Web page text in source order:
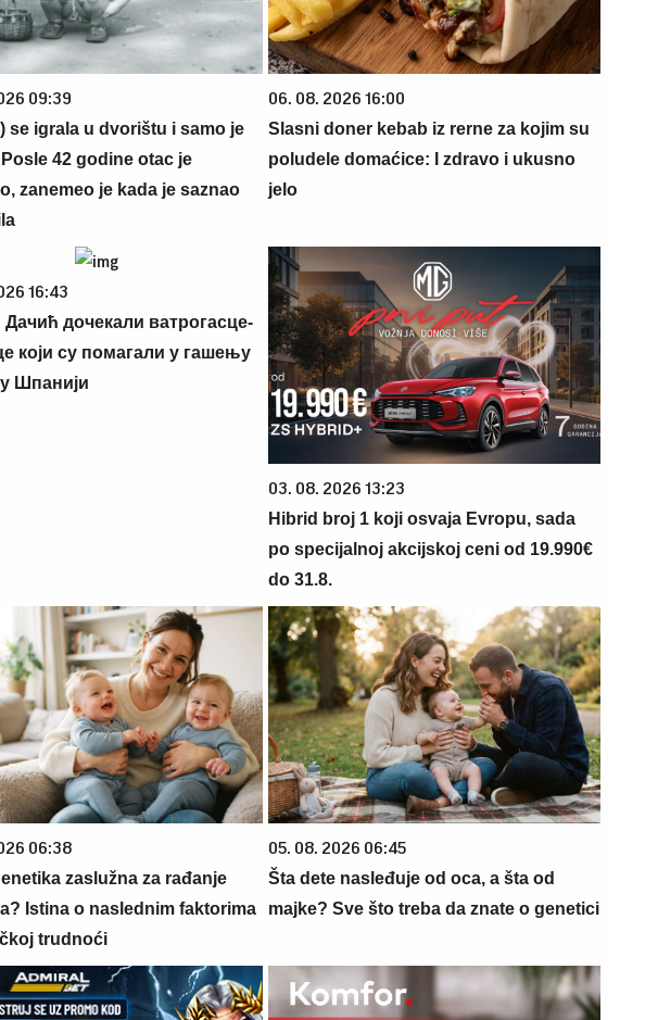
09:39
se igrala u dvorištu i samo je
42 godine otac je
zanemeo je kada je saznao
06. 08. 2026 16:00
Slasni doner kebab iz rerne za kojim su
poludele domaćice: I zdravo i ukusno
jelo
16:43
Дачић дочекали ватрогасце-
који су помагали у гашењу
Шпанији
03. 08. 2026 13:23
Hibrid broj 1 koji osvaja Evropu, sada
po specijalnoj akcijskoj ceni od 19.990€
do 31.8.
06:38
zaslužna za rađanje
Istina o naslednim faktorima
trudnoći
05. 08. 2026 06:45
Šta dete nasleđuje od oca, a šta od
majke? Sve što treba da znate o genetici